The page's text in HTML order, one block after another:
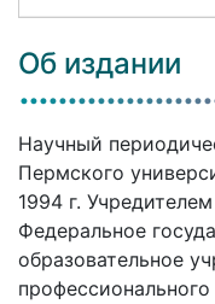
Об издании
Научный
Пермского
1994 г.
Федеральное
образовательное